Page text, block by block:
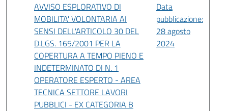
AVVISO ESPLORATIVO DI
MOBILITA' VOLONTARIA AI
SENSI DELL'ARTICOLO 30 DEL
D.LGS. 165/2001 PER LA
COPERTURA A TEMPO PIENO E
INDETERMINATO DI N. 1
OPERATORE ESPERTO - AREA
TECNICA SETTORE LAVORI
PUBBLICI - EX CATEGORIA B
Data
pubblicazione:
28 agosto
2024